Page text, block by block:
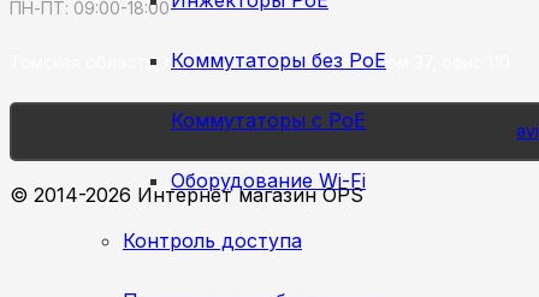
Коммутаторы без PoE
Коммутаторы с PoE
Оборудование Wi-Fi
Контроль доступа
ПН-ПТ: 09:00-18:00
Томская область, г. Томск, ул. Енисейская, дом 37, офис 110
© 2014-2026 Интернет магазин OPS